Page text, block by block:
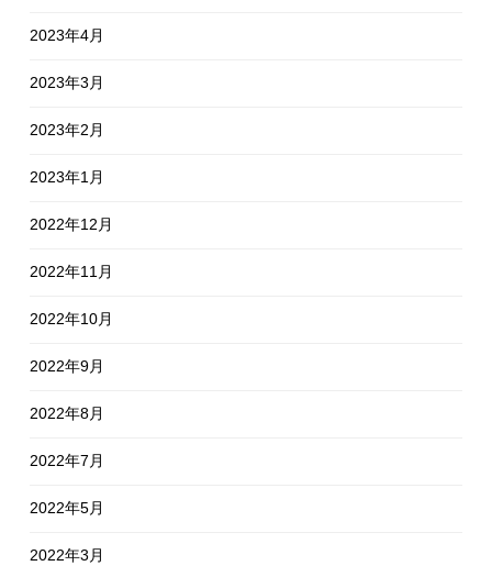
2023年4月
2023年3月
2023年2月
2023年1月
2022年12月
2022年11月
2022年10月
2022年9月
2022年8月
2022年7月
2022年5月
2022年3月